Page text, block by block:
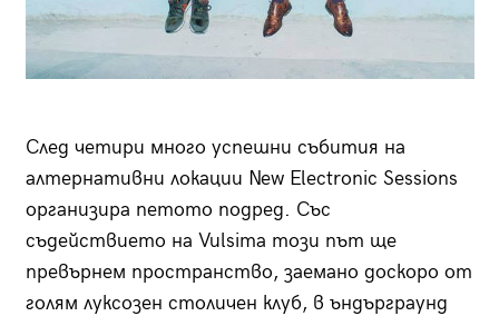
След четири много успешни събития на
алтернативни локации New Electronic Sessions
организира петото подред. Със
съдействието на Vulsima този път ще
превърнем пространство, заемано доскоро от
голям луксозен столичен клуб, в ъндърграунд